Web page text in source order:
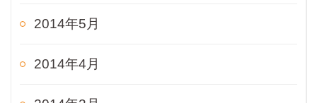
2014年5月
2014年4月